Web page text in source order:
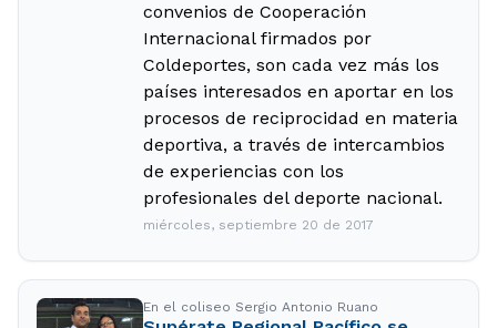
convenios de Cooperación
Internacional firmados por
Coldeportes, son cada vez más los
países interesados en aportar en los
procesos de reciprocidad en materia
deportiva, a través de intercambios
de experiencias con los
profesionales del deporte nacional.
miércoles, septiembre 20 de 2017
En el coliseo Sergio Antonio Ruano